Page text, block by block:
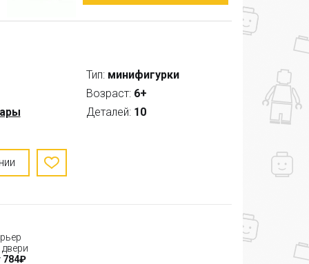
Тип: минифигурки
Возраст: 6+
Деталей: 10
двери
784₽